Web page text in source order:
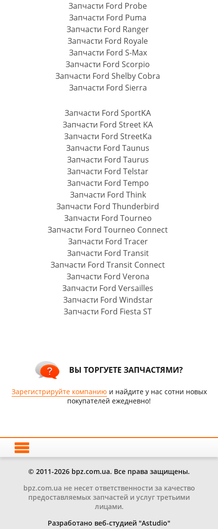
Запчасти Ford Probe
Запчасти Ford Puma
Запчасти Ford Ranger
Запчасти Ford Royale
Запчасти Ford S-Max
Запчасти Ford Scorpio
Запчасти Ford Shelby Cobra
Запчасти Ford Sierra
Запчасти Ford SportKA
Запчасти Ford Street KA
Запчасти Ford StreetKa
Запчасти Ford Taunus
Запчасти Ford Taurus
Запчасти Ford Telstar
Запчасти Ford Tempo
Запчасти Ford Think
Запчасти Ford Thunderbird
Запчасти Ford Tourneo
Запчасти Ford Tourneo Connect
Запчасти Ford Tracer
Запчасти Ford Transit
Запчасти Ford Transit Connect
Запчасти Ford Verona
Запчасти Ford Versailles
Запчасти Ford Windstar
Запчасти Ford Fiesta ST
ВЫ ТОРГУЕТЕ ЗАПЧАСТЯМИ?
Зарегистрируйте компанию и найдите у нас сотни новых
покупателей ежедневно!
© 2011-2026 bpz.com.ua. Все права защищены.
bpz.com.ua не несет ответственности за качество
предоставляемых запчастей и услуг третьими
лицами.
Разработано веб-студией "Astudio"